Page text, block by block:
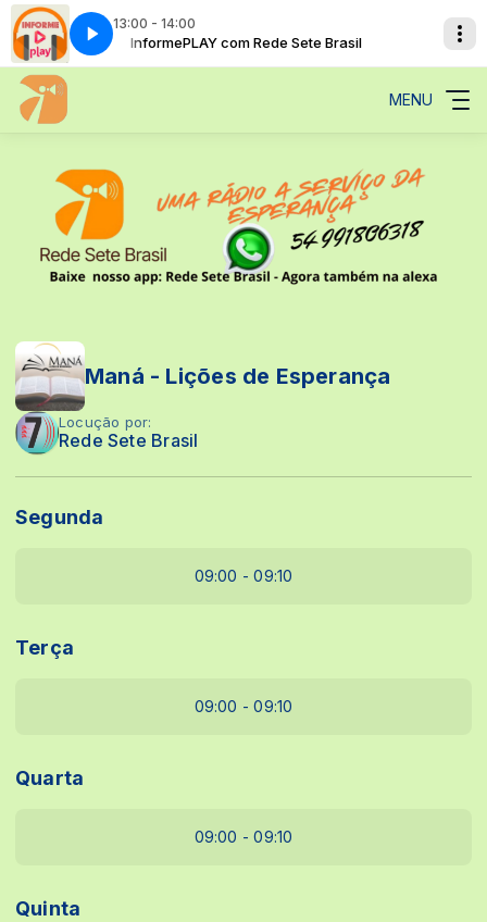
13:00 - 14:00
Brasil InformePLAY com Rede Sete Brasil
MENU
Maná - Lições de Esperança
Locução por:
Rede Sete Brasil
Segunda
09:00 - 09:10
Terça
09:00 - 09:10
Quarta
09:00 - 09:10
Quinta